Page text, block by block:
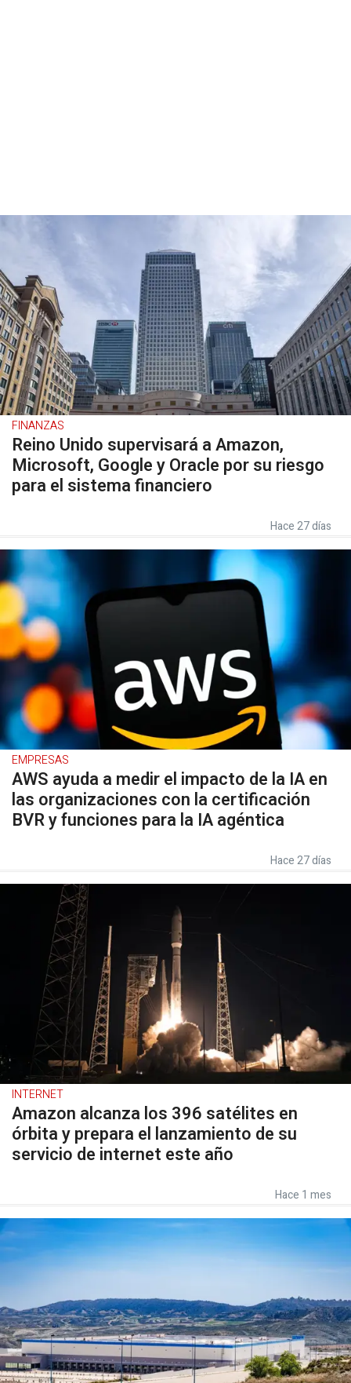
FINANZAS
Reino Unido supervisará a Amazon,
Microsoft, Google y Oracle por su riesgo
para el sistema financiero
Hace 27 días
EMPRESAS
AWS ayuda a medir el impacto de la IA en
las organizaciones con la certificación
BVR y funciones para la IA agéntica
Hace 27 días
INTERNET
Amazon alcanza los 396 satélites en
órbita y prepara el lanzamiento de su
servicio de internet este año
Hace 1 mes